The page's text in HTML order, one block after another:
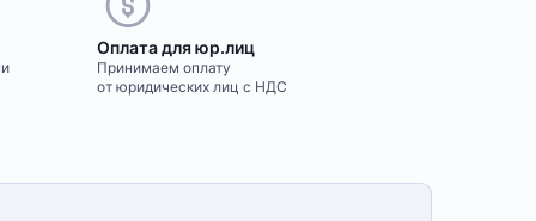
Оплата для юр.лиц
Принимаем оплату
от юридических лиц с НДС